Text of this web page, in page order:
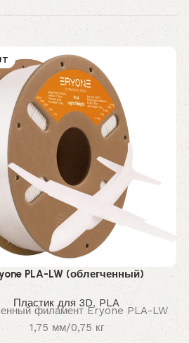
PLA-LW (облегченный)
Пластик для 3D, PLA
филамент Eryone PLA-LW
1,75 мм/0,75 кг